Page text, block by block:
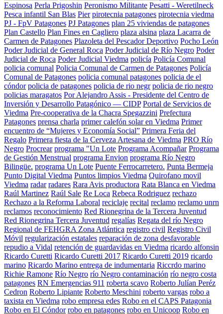
Espinosa Perla Prigoshin Peronismo Militante Pesatti - Weretilneck
Pesca infantil San Blas Pier pirotecnia patagones pirotecnia viedma
PJ - FpV Patagones PJ Patagones plan 25 viviendas de patagones
Plan Castello Plan Fines en Cagliero plaza alsina plaza Lacarra de
Carmen de Patagones Plazoleta del Pescador Deportivo Pocho León
Poder Judicial de General Roca Poder Judicial de Río Negro Poder
Judicial de Roca Poder Judicial Viedma policía Policía Comunal
policia comunal Policia Comunal de Carmen de Patagones Policía
Comunal de Patagones policia comunal patagones policia de el
cóndor policia de patagones policia de rio negr policia de rio negro
policias maragatos Por Alejandro Assis - Presidente del Centro de
Inversión y Desarrollo Patagónico — CIDP Portal de Servicios de
Viedma Pre-cooperativa de la Chacra Spegazzini Prefectura
Patagones prensa charla primer calefón solar en Viedma Primer
encuentro de “Mujeres y Economía Social” Primera Feria del
Regalo Primera fiesta de la Cerveza Artesana de Viedma PRO Río
Negro Procrear programa "Un Lote Programa Acompañar Programa
de Gestión Menstrual programa Envion programa Río Negro
Bilingüe. programa Un Lote Puente Ferrocarretero. Punta Bermeja
Punto Digital Viedma Puntos limpios Viedma Quirofano movil
Viedma radar radares Rara Avis productora Rata Blanca en Viedma
Raúl Martinez Raúl Sale Re Loca Rebeca Rodriguez rechazo
Rechazo a la Reforma Laboral reciclaje recital reclamo reclamo unrn
reclamos reconocimiento Red Rionegrina de la Tercera Juventud
Red Rionegrina Tercera Juventud regalías Regata del río Negro
Regional de FEHGRA Zona Atlántica registro civil Registro Civil
Móvil regularización estatales reparación de zona desfavorable
repudio a Vidal retención de guardavidas en Viedma ricardo alfonsin
Ricardo Curetti Ricardo Curetti 2017 Ricardo Curetti 2019 ricardo
marino Ricardo Marino entrega de indumentaria Riccrdo marino
Richie Ramone Río Negro río Negro contaminación río negro costa
patagones RN Emergencias 911 roberta scavo Roberto Julían Peréz
Cedron Roberto Lipiante Roberto Meschini roberto vargas robo a
taxista en Viedma robo empresa edes Robo en el CAPS Patagonia
Robo en El Cóndor robo en patagones robo en Unicoop Robo en